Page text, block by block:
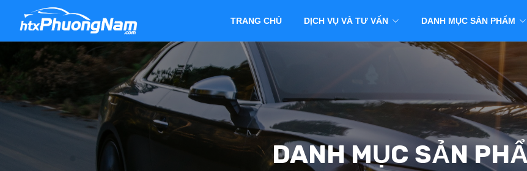
TRANG CHỦ DỊCH VỤ VÀ TƯ VẤN DANH MỤC SẢN PHẨM
DANH MỤC SẢN